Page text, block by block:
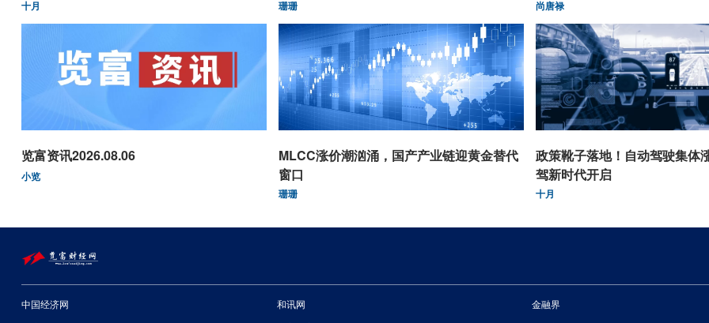
十月 珊珊 尚唐禄
览富资讯2026.08.06
小览
MLCC涨价潮汹涌，国产产业链迎黄金替代
窗口
珊珊
政策靴子落地！自动驾驶集体
驾新时代开启
十月
中国经济网 和讯网
金融界